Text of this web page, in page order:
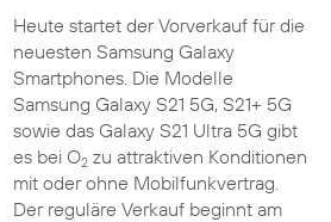
Heute startet der Vorverkauf für die
neuesten Samsung Galaxy
Smartphones. Die Modelle
Samsung Galaxy S21 5G, S21+ 5G
sowie das Galaxy S21 Ultra 5G gibt
es bei O2zu attraktiven Konditionen
mit oder ohne Mobilfunkvertrag.
Der reguläre Verkauf beginnt am